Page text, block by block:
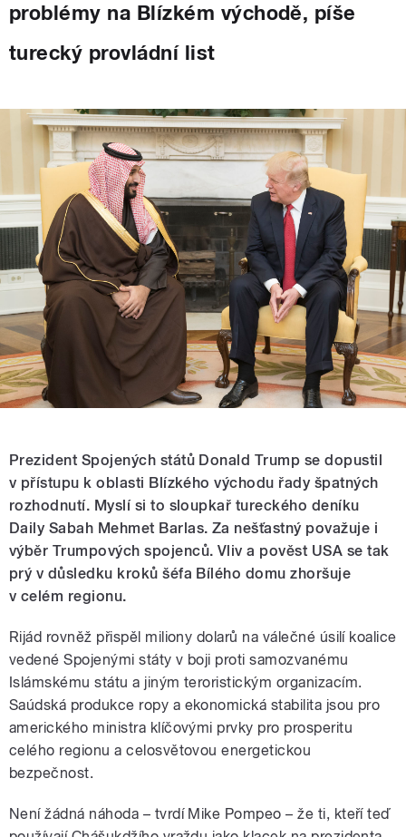
problémy na Blízkém východě, píše
turecký provládní list
Prezident Spojených států Donald Trump se dopustil
v přístupu k oblasti Blízkého východu řady špatných
rozhodnutí. Myslí si to sloupkař tureckého deníku
Daily Sabah Mehmet Barlas. Za nešťastný považuje i
výběr Trumpových spojenců. Vliv a pověst USA se tak
prý v důsledku kroků šéfa Bílého domu zhoršuje
v celém regionu.
Rijád rovněž přispěl miliony dolarů na válečné úsilí koalice
vedené Spojenými státy v boji proti samozvanému
Islámskému státu a jiným teroristickým organizacím.
Saúdská produkce ropy a ekonomická stabilita jsou pro
amerického ministra klíčovými prvky pro prosperitu
celého regionu a celosvětovou energetickou
bezpečnost.
Není žádná náhoda – tvrdí Mike Pompeo – že ti, kteří teď